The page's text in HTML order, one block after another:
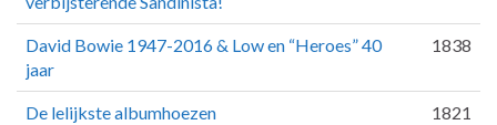
David Bowie 1947-2016 & Low en “Heroes” 40
jaar
1838
De lelijkste albumhoezen 1821